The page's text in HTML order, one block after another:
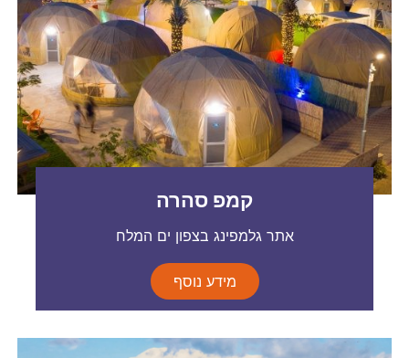
קמפ סהרה
אתר גלמפינג בצפון ים המלח
מידע נוסף